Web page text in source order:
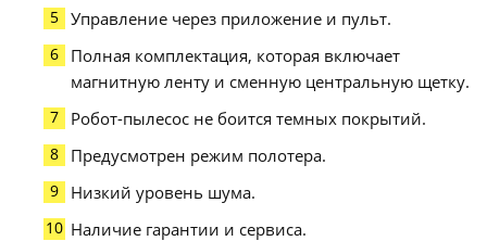
Управление через приложение и пульт.
Полная комплектация, которая включает
магнитную ленту и сменную центральную щетку.
Робот-пылесос не боится темных покрытий.
Предусмотрен режим полотера.
Низкий уровень шума.
Наличие гарантии и сервиса.